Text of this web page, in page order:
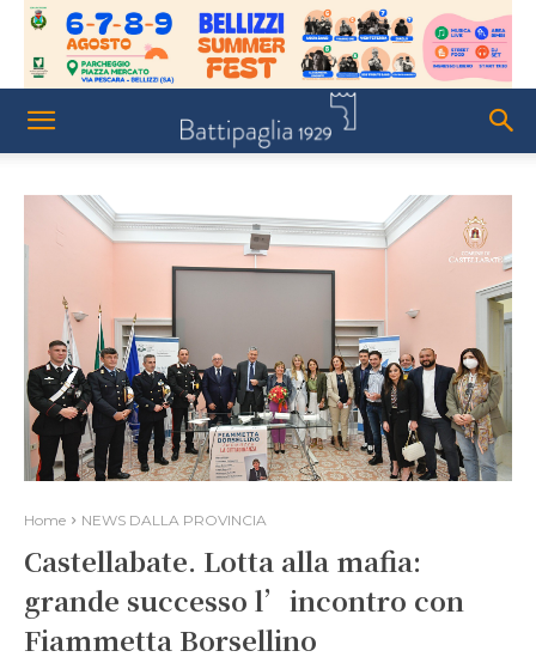
Home NEWS DALLA PROVINCIA
Castellabate. Lotta alla mafia:
grande successo l’incontro con
Fiammetta Borsellino